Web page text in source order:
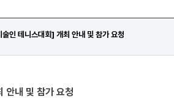
인 테니스대회] 개최 안내 및 참가 요청
안내 및 참가 요청